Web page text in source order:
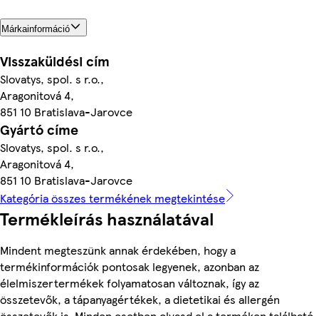
Márkainformáció
Visszaküldési cím
Slovatys, spol. s r.o.,
Aragonitová 4,
851 10 Bratislava-Jarovce
Gyártó címe
Slovatys, spol. s r.o.,
Aragonitová 4,
851 10 Bratislava-Jarovce
Kategória összes termékének megtekintése
Termékleírás használatával
Mindent megteszünk annak érdekében, hogy a
termékinformációk pontosak legyenek, azonban az
élelmiszertermékek folyamatosan változnak, így az
összetevők, a tápanyagértékek, a dietetikai és allergén